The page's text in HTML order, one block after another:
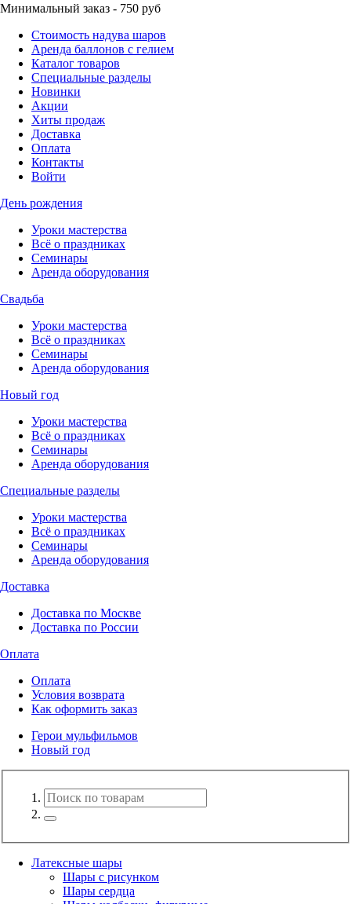
Минимальный заказ - 750 руб
Стоимость надува шаров
Аренда баллонов с гелием
Каталог товаров
Специальные разделы
Новинки
Акции
Хиты продаж
Доставка
Оплата
Контакты
Войти
День рождения
Уроки мастерства
Всё о праздниках
Семинары
Аренда оборудования
Свадьба
Уроки мастерства
Всё о праздниках
Семинары
Аренда оборудования
Новый год
Уроки мастерства
Всё о праздниках
Семинары
Аренда оборудования
Специальные разделы
Уроки мастерства
Всё о праздниках
Семинары
Аренда оборудования
Доставка
Доставка по Москве
Доставка по России
Оплата
Оплата
Условия возврата
Как оформить заказ
Герои мульфильмов
Новый год
Латексные шары
Шары с рисунком
Шары сердца